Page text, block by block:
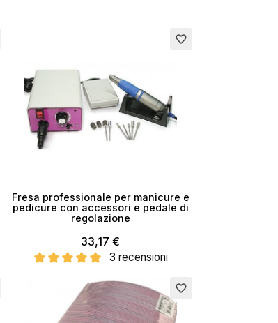
favorite_border
Fresa professionale per manicure e
pedicure con accessori e pedale di
regolazione
33,17 €
3 recensioni
favorite_border